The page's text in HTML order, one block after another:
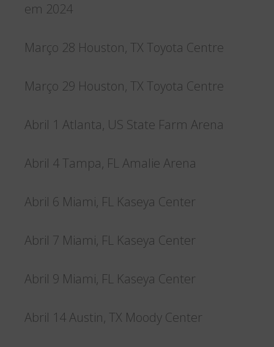
em 2024
Março 28 Houston, TX Toyota Centre
Março 29 Houston, TX Toyota Centre
Abril 1 Atlanta, US State Farm Arena
Abril 4 Tampa, FL Amalie Arena
Abril 6 Miami, FL Kaseya Center
Abril 7 Miami, FL Kaseya Center
Abril 9 Miami, FL Kaseya Center
Abril 14 Austin, TX Moody Center